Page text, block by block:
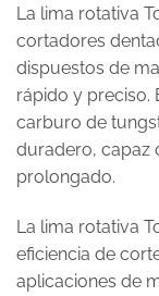
La lima rotativa
cortadores
dispuestos de
rápido y preciso.
carburo de
duradero, capaz
prolongado.
La lima rotativa
eficiencia de
aplicaciones de